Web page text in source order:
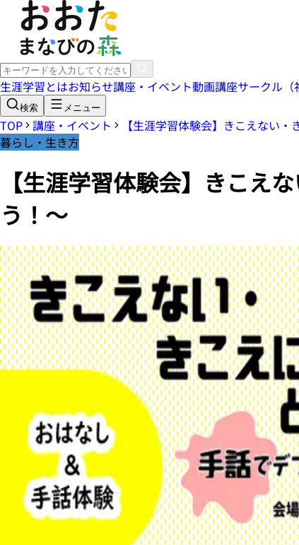
生涯学習とはお知らせ講座・イベント動画講座サークル（
検索 メニュー
TOP 講座・イベント
【生涯学習体験会】きこえない
暮らし・生き方
【生涯学習体験会】きこえ
う！～